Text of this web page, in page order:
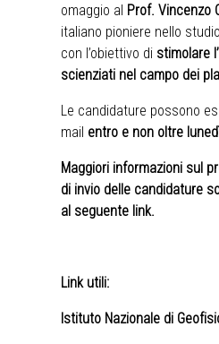
omaggio al Prof. Vincenzo
italiano pioniere nello
con l’obiettivo di stimolare
scienziati nel campo dei
Le candidature possono
mail entro e non oltre
Maggiori informazioni sul
di invio delle candidature
al seguente link.
Link utili:
Istituto Nazionale di